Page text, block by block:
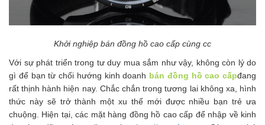
Khởi nghiệp bán đồng hồ cao cấp cùng cc
Với sự phát triển trong tư duy mua sắm như vậy, không còn lý do
gì để bạn từ chối hướng kinh doanh bán đồng hồ cao cấpđang
rất thịnh hành hiện nay. Chắc chắn trong tương lai không xa, hình
thức này sẽ trở thành một xu thế mới được nhiều bạn trẻ ưa
chuộng. Hiện tại, các mặt hàng đồng hồ cao cấp để nhập về kinh